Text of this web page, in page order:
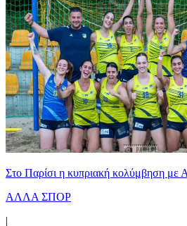
Στο Παρίσι η κυπριακή κολύμβηση με
ΑΛΛΑ ΣΠΟΡ
|